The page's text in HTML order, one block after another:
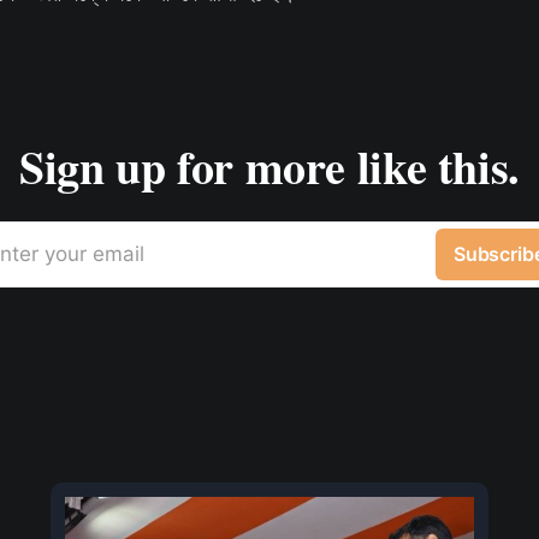
Sign up for more like this.
your email